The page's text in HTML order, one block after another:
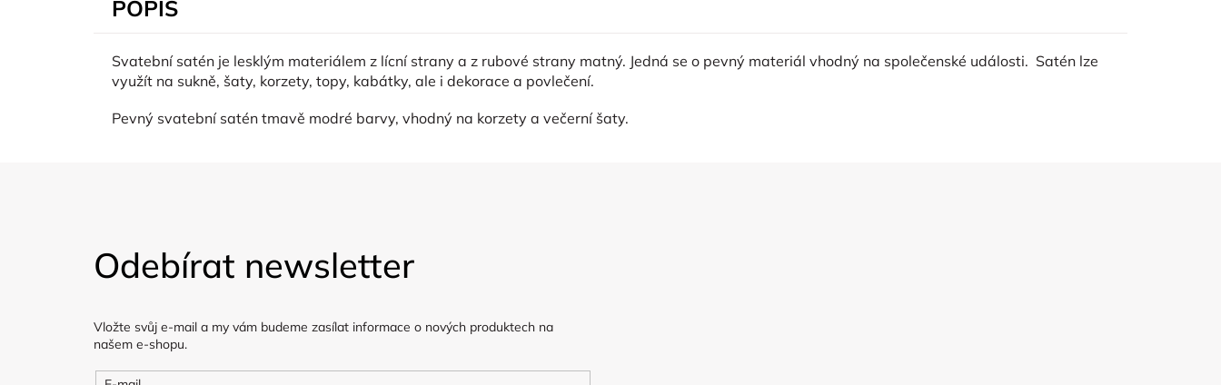
POPIS
Svatební satén je lesklým materiálem z lícní strany a z rubové strany matný. Jedná se o pevný materiál vhodný na společenské události. Satén lze
využít na sukně, šaty, korzety, topy, kabátky, ale i dekorace a povlečení.
Pevný svatební satén tmavě modré barvy, vhodný na korzety a večerní šaty.
Odebírat newsletter
Vložte svůj e-mail a my vám budeme zasílat informace o nových produktech na
našem e-shopu.